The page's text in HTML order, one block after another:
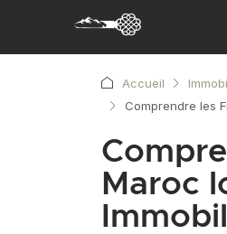
Accueil
Comprendre les
Maroc